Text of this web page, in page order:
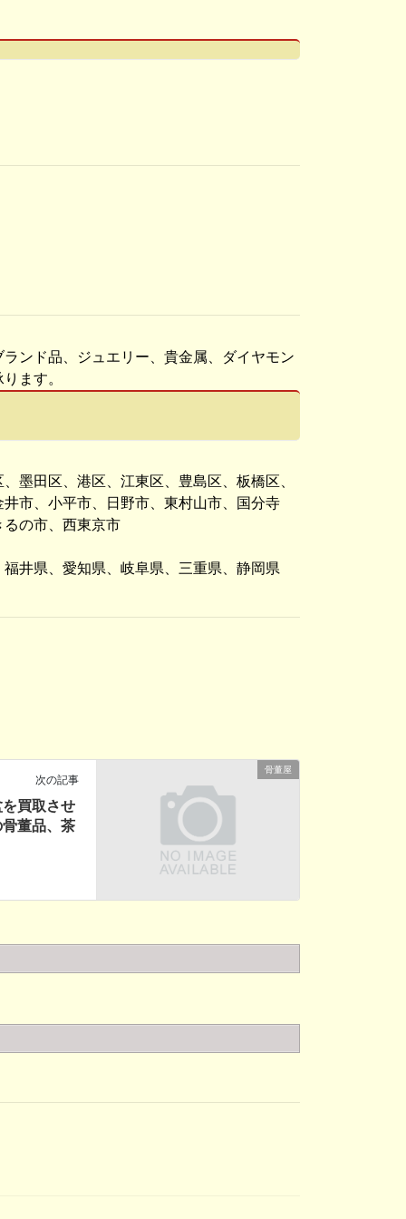
ンド品、ジュエリー、貴金属、ダイヤモン
ます。
墨田区、港区、江東区、豊島区、板橋区、
市、小平市、日野市、東村山市、国分寺
の市、西東京市
井県、愛知県、岐阜県、三重県、静岡県
骨董屋
次の記事
買取させ
董品、茶